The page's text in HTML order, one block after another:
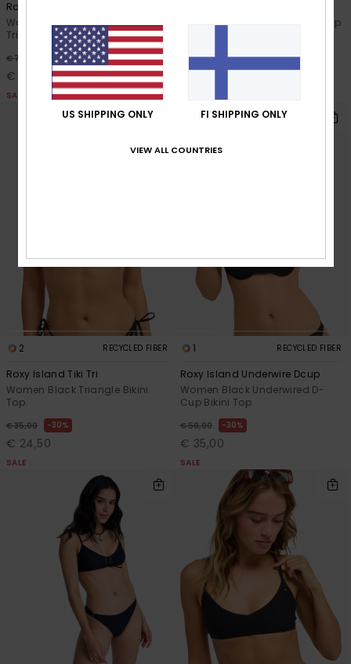
Roxy Island Set
Women White Two Piece
Triangle Bikini Set
€ 70,00 30%
€ 49,00
SALE
Women Black Bralette Bikini Top
2 RECYCLED FIBER
Roxy Island Tiki Tri
Women Black Triangle Bikini
Top
€ 35,00 30%
€ 24,50
SALE
1 RECYCLED FIBER
Roxy Island Underwire Dcup
Women Black Underwired D-
Cup Bikini Top
€ 50,00 30%
€ 35,00
SALE
US SHIPPING ONLY FI SHIPPING ONLY
VIEW ALL COUNTRIES